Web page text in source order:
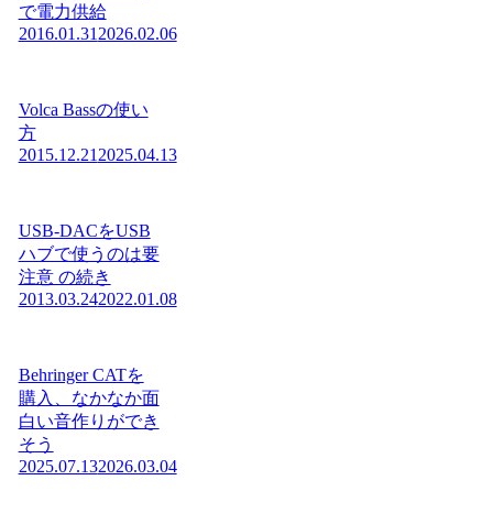
で電力供給
2016.01.31 2026.02.06
Volca Bassの使い
方
2015.12.21 2025.04.13
USB-DACをUSB
ハブで使うのは要
注意 の続き
2013.03.242022.01.08
Behringer CATを
購入、なかなか面
白い音作りができ
そう
2025.07.132026.03.04